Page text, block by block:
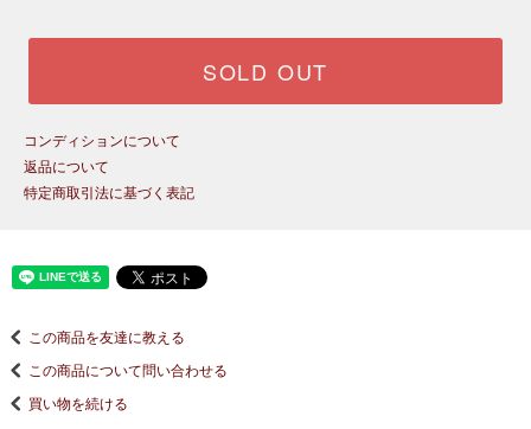
SOLD OUT
コンディションについて
返品について
特定商取引法に基づく表記
この商品を友達に教える
この商品について問い合わせる
買い物を続ける